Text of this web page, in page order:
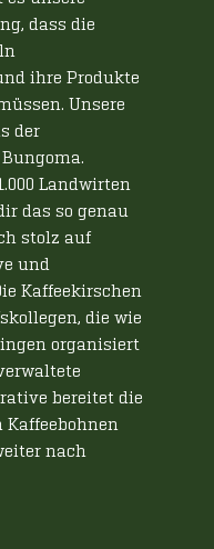
dass die
ihre Produkte
Unsere
der
Landwirten
das so genau
stolz auf
und
Kaffeekirschen
die wie
organisiert
bereitet die
nach